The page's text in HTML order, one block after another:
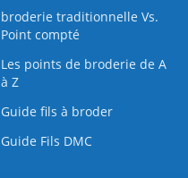
broderie traditionnelle Vs.
Point compté
Les points de broderie de A
à Z
Guide fils à broder
Guide Fils DMC